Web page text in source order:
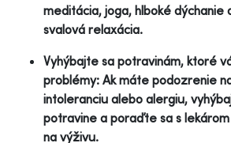
meditácia, joga, hlboké dýchanie
svalová relaxácia.
Vyhýbajte sa potravinám, ktoré
problémy: Ak máte podozrenie
intoleranciu alebo alergiu,
potravine a poraďte sa s
na výživu.